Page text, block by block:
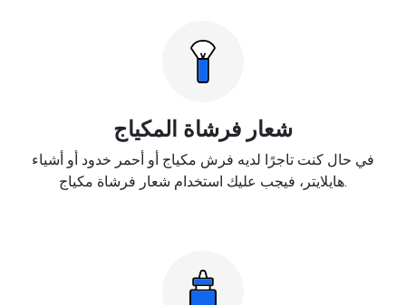
شعار فرشاة المكياج
في حال كنت تاجرًا لديه فرش مكياج أو أحمر خدود أو أشياء
هايلايتر، فيجب عليك استخدام شعار فرشاة مكياج.